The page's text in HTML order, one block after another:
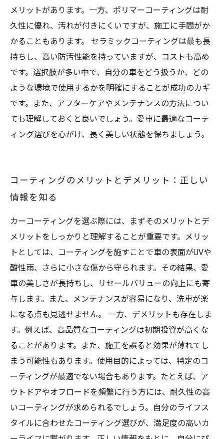
メリットがあります。一方、ポリマーコーティングは耐
久性に優れ、汚れが付きにくいですが、施工に手間がか
かることもあります。 セラミックコーティングは最も長
持ちし、高い防汚性能を持っていますが、コストも高め
です。選択肢が多い中で、自分の車をどう扱うか、どの
ような環境で使用するかを明確にすることが成功のカギ
です。また、アフターケアやメンテナンスの方法につい
ても理解しておくと良いでしょう。愛車に最適なコーテ
ィング選びを心がけ、長く美しい状態を保ちましょう。
コーティングのメリットとデメリット：正しい
情報を知る
カーコーティングを選ぶ際には、まずそのメリットとデ
メリットをしっかりと理解することが重要です。メリッ
トとしては、コーティングを施すことで車の表面がUVや
酸性雨、さらに小さな傷から守られます。その結果、愛
車の美しさが長持ちし、リセールバリューの向上にも寄
与します。また、メンテナンスが容易になり、洗車が楽
になる点も見逃せません。 一方、デメリットも存在しま
す。例えば、高品質なコーティングは初期投資が高くな
ることがあります。また、施工を誤ると効果が薄れてし
まう可能性もあります。使用目的によっては、特定のコ
ーティングが最適でない場合もあります。たとえば、ア
ウトドアやオフロードを頻繁に行う方には、耐久性の高
いコーティングが求められるでしょう。自分のライフス
タイルに合わせたコーティング選びが、満足度の高いカ